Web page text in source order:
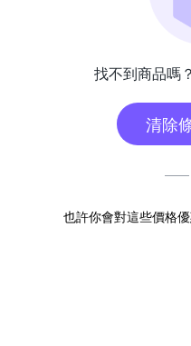
找不到商品嗎
清除
也許你會對這些價格